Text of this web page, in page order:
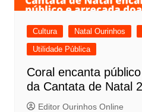
Cultura Natal Ourinhos
Utilidade Pública
Coral encanta
da Cantata de Natal
Editor Ourinhos Online